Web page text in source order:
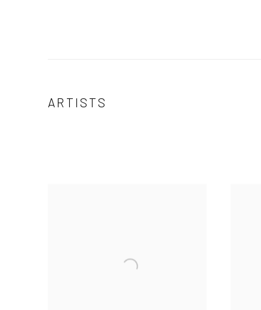
ARTISTS